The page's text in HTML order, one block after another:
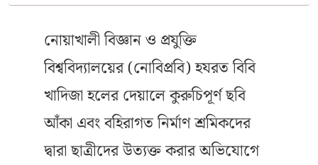
নোয়াখালী বিজ্ঞান ও প্রযুক্তি
বিশ্ববিদ্যালয়ের (নোবিপ্রবি) হযরত বিবি
খাদিজা হলের দেয়ালে কুরুচিপূর্ণ ছবি
আঁকা এবং বহিরাগত নির্মাণ শ্রমিকদের
দ্বারা ছাত্রীদের উত্যক্ত করার অভিযোগে